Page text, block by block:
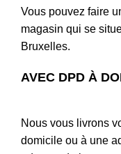
Vous pouvez faire
magasin qui se
Bruxelles.
AVEC DPD À
Nous vous livrons
domicile ou à une